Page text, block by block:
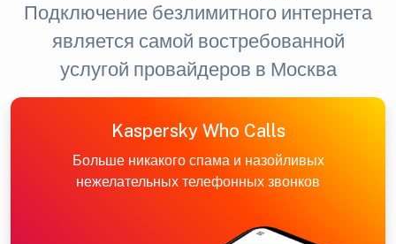
Подключение безлимитного интернета
является самой востребованной
услугой провайдеров в Москва
Kaspersky Who Calls
Больше никакого спама и назойливых
нежелательных телефонных звонков